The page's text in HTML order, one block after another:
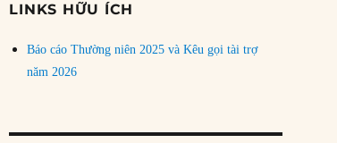
LINKS HỮU ÍCH
Báo cáo Thường niên 2025 và Kêu gọi tài trợ
năm 2026